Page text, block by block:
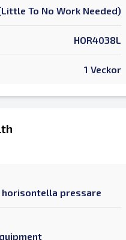
To No Work Needed)
HOR4038L
1 Veckor
pressare